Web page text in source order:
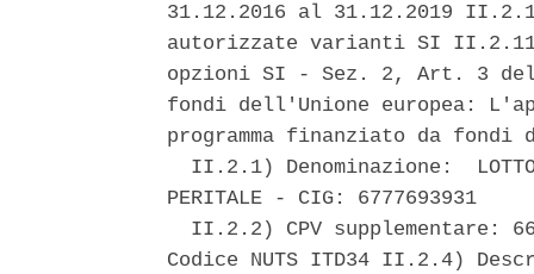
31.12.2016 al 31.12.2019
autorizzate varianti SI
opzioni SI - Sez. 2, Art. 3
fondi dell'Unione europea:
programma finanziato da fondi
II.2.1) Denominazione:
PERITALE - CIG: 6777693931
II.2.2) CPV supplementare:
Codice NUTS ITD34 II.2.4)